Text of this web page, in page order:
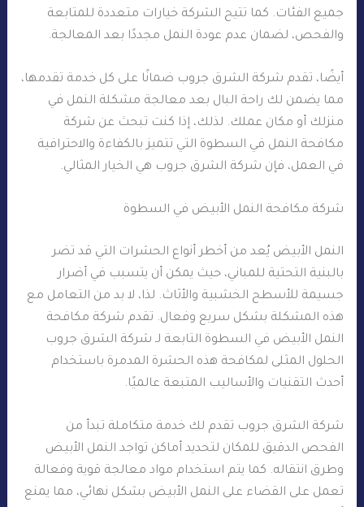
جميع الفئات. كما تتيح الشركة خيارات متعددة للمتابعة
والفحص، لضمان عدم عودة النمل مجددًا بعد المعالجة.
أيضًا، تقدم شركة الشرق جروب ضمانًا على كل خدمة تقدمها،
مما يضمن لك راحة البال بعد معالجة مشكلة النمل في
منزلك أو مكان عملك. لذلك، إذا كنت تبحث عن شركة
مكافحة النمل في السطوة التي تتميز بالكفاءة والاحترافية
في العمل، فإن شركة الشرق جروب هي الخيار المثالي.
شركة مكافحة النمل الأبيض في السطوة
النمل الأبيض يُعد من أخطر أنواع الحشرات التي قد تضر
بالبنية التحتية للمباني، حيث يمكن أن يتسبب في أضرار
جسيمة للأسطح الخشبية والأثاث. لذا، لا بد من التعامل مع
هذه المشكلة بشكل سريع وفعال. تقدم شركة مكافحة
النمل الأبيض في السطوة التابعة لـ شركة الشرق جروب
الحلول المثلى لمكافحة هذه الحشرة المدمرة باستخدام
أحدث التقنيات والأساليب المتبعة عالميًا.
شركة الشرق جروب تقدم لك خدمة متكاملة تبدأ من
الفحص الدقيق للمكان لتحديد أماكن تواجد النمل الأبيض
وطرق انتقاله. كما يتم استخدام مواد معالجة قوية وفعالة
تعمل على القضاء على النمل الأبيض بشكل نهائي، مما يمنع